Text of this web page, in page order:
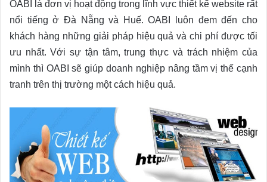
OABI là đơn vị hoạt động trong lĩnh vực thiết kế website rất
nổi tiếng ở Đà Nẵng và Huế. OABI luôn đem đến cho
khách hàng những giải pháp hiệu quả và chi phí được tối
ưu nhất. Với sự tận tâm, trung thực và trách nhiệm của
mình thì OABI sẽ giúp doanh nghiệp nâng tầm vị thế cạnh
tranh trên thị trường một cách hiệu quả.